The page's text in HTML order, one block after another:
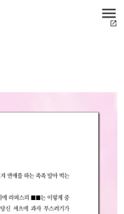
menu
open_in_new